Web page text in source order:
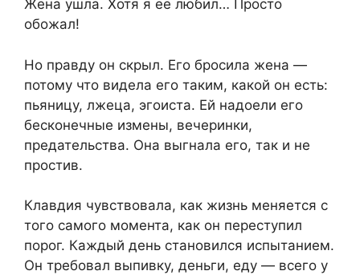
Жена ушла. Хотя я её любил… Просто
обожал!
Но правду он скрыл. Его бросила жена —
потому что видела его таким, какой он есть:
пьяницу, лжеца, эгоиста. Ей надоели его
бесконечные измены, вечеринки,
предательства. Она выгнала его, так и не
простив.
Клавдия чувствовала, как жизнь меняется с
того самого момента, как он переступил
порог. Каждый день становился испытанием.
Он требовал выпивку, деньги, еду — всего у